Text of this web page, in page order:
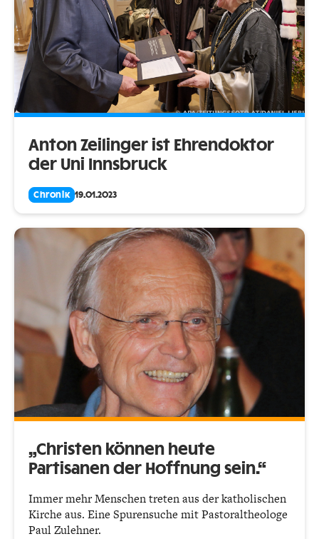
Anton Zeilinger ist Ehrendoktor
der Uni Innsbruck
Chronik 19.01.2023
„Christen können heute
Partisanen der Hoffnung sein.“
Immer mehr Menschen treten aus der katholischen
Kirche aus. Eine Spuren­suche mit Pastoraltheologe
Paul Zulehner.